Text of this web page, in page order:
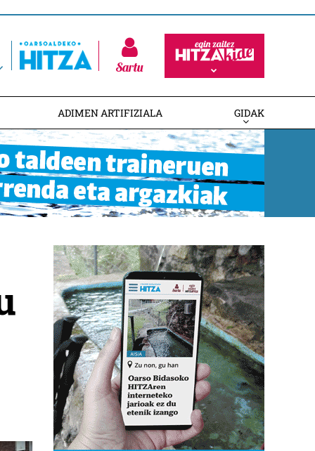
Sartu
ADIMEN ARTIFIZIALA GIDAK